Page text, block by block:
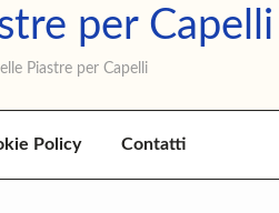
per Capelli
Piastre per Capelli
Policy Contatti